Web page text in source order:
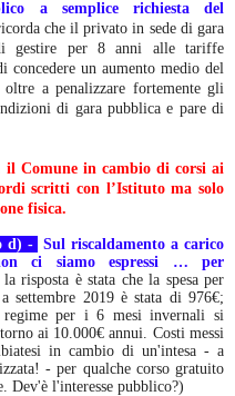
a semplice richiesta del
che il privato in sede di gara
gestire per 8 anni alle tariffe
concedere un aumento medio del
a penalizzare fortemente gli
di gara pubblica e pare di
il Comune in cambio di corsi ai
scritti con l’Istituto ma solo
fisica.
d) -
Sul riscaldamento a carico
ci siamo espressi … per
risposta è stata che la spesa per
settembre 2019 è stata di 976€;
per i 6 mesi invernali si
ai 10.000€ annui. Costi messi
in cambio di un'intesa - a
- per qualche corso gratuito
Dev'è l'interesse pubblico?)